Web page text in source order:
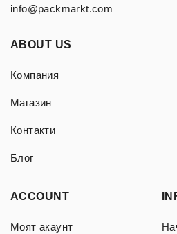
info@packmarkt.com
ABOUT US
Компания
Магазин
Контакти
Блог
ACCOUNT
Моят акаунт